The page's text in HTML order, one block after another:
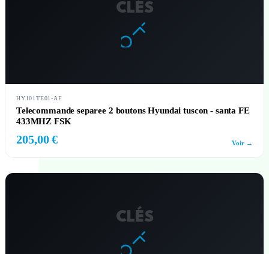
CLÉS
HY101TE01-AF
Telecommande separee 2 boutons Hyundai tuscon - santa FE
433MHZ FSK
205,00 € Voir →
CLÉS